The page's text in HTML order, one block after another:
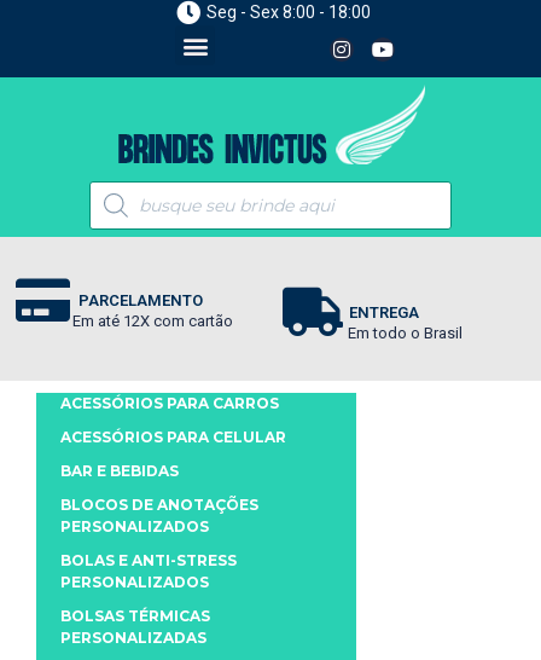
Seg - Sex 8:00 - 18:00
PARCELAMENTO
Em até 12X com cartão
ENTREGA
Em todo o Brasil
ACESSÓRIOS PARA CARROS
ACESSÓRIOS PARA CELULAR
BAR E BEBIDAS
BLOCOS DE ANOTAÇÕES
PERSONALIZADOS
BOLAS E ANTI-STRESS
PERSONALIZADOS
BOLSAS TÉRMICAS
PERSONALIZADAS